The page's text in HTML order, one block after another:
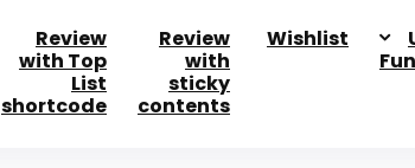
Wishlist
Review
with
sticky
contents
Review
with Top
List
shortcode